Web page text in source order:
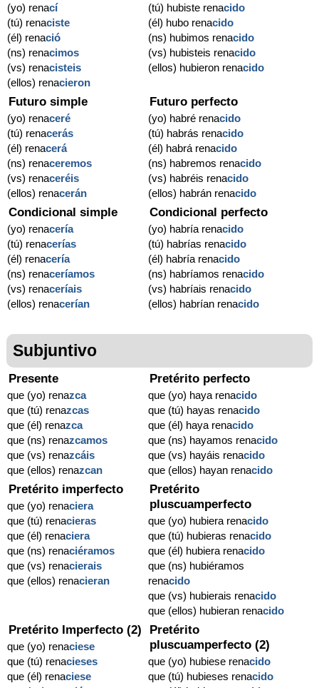
(yo) renací
(tú) renaciste
(él) renació
(ns) renacimos
(vs) renacisteis
(ellos) renacieron
(tú) hubiste renacido
(él) hubo renacido
(ns) hubimos renacido
(vs) hubisteis renacido
(ellos) hubieron renacido
Futuro simple
(yo) renaceré
(tú) renacerás
(él) renacerá
(ns) renaceremos
(vs) renaceréis
(ellos) renacerán
Futuro perfecto
(yo) habré renacido
(tú) habrás renacido
(él) habrá renacido
(ns) habremos renacido
(vs) habréis renacido
(ellos) habrán renacido
Condicional simple
(yo) renacería
(tú) renacerías
(él) renacería
(ns) renaceríamos
(vs) renaceríais
(ellos) renacerían
Condicional perfecto
(yo) habría renacido
(tú) habrías renacido
(él) habría renacido
(ns) habríamos renacido
(vs) habríais renacido
(ellos) habrían renacido
Subjuntivo
Presente
que (yo) renazca
que (tú) renazcas
que (él) renazca
que (ns) renazcamos
que (vs) renazcáis
que (ellos) renazcan
Pretérito perfecto
que (yo) haya renacido
que (tú) hayas renacido
que (él) haya renacido
que (ns) hayamos renacido
que (vs) hayáis renacido
que (ellos) hayan renacido
Pretérito imperfecto
que (yo) renaciera
que (tú) renacieras
que (él) renaciera
que (ns) renaciéramos
que (vs) renacierais
que (ellos) renacieran
Pretérito
pluscuamperfecto
que (yo) hubiera renacido
que (tú) hubieras renacido
que (él) hubiera renacido
que (ns) hubiéramos
renacido
que (vs) hubierais renacido
que (ellos) hubieran renacido
Pretérito Imperfecto (2)
que (yo) renaciese
que (tú) renacieses
que (él) renaciese
Pretérito
pluscuamperfecto (2)
que (yo) hubiese renacido
que (tú) hubieses renacido